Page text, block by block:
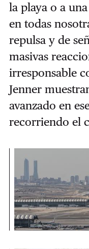
la playa o a
en todas
repulsa y de
masivas
irresponsable
Jenner
avanzado en
recorriendo el